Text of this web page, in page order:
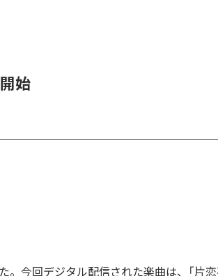
始
。今回デジタル配信された楽曲は、「片恋